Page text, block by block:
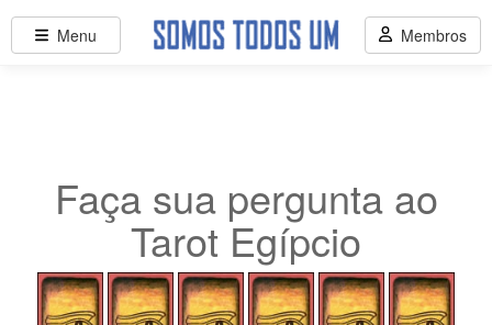
Faça sua pergunta ao
Tarot Egípcio
Menu Membros